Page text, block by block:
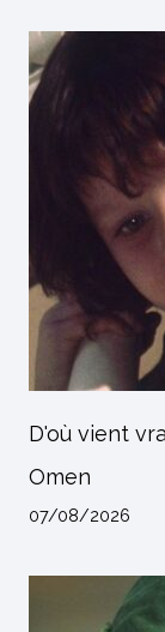
D'où vient
Omen
07/08/2026